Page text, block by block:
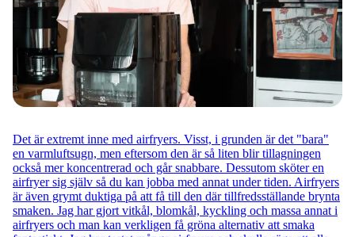
Det är extremt inne med airfryers. Visst, i grunden är det "bara"
en varmluftsugn, men eftersom den är så liten blir tillagningen
också mer koncentrerad och går snabbare. Dessutom sköter en
airfryer sig själv så du kan jobba med annat under tiden. Airfryers
är även grymt duktiga på att få till den där tillfredsställande brynta
smaken. Jag har gjort vitkål, blomkål, kyckling och massa annat i
airfryers och man kan verkligen få gröna alternativ att smaka